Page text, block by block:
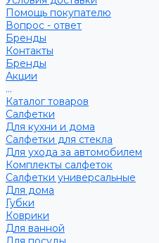
Помощь покупателю
Вопрос - ответ
Бренды
Контакты
Бренды
Акции
...
Каталог товаров
Салфетки
Для кухни и дома
Салфетки для стекла
Для ухода за автомобилем
Комплекты салфеток
Салфетки универсальные
Для дома
Губки
Коврики
Для ванной